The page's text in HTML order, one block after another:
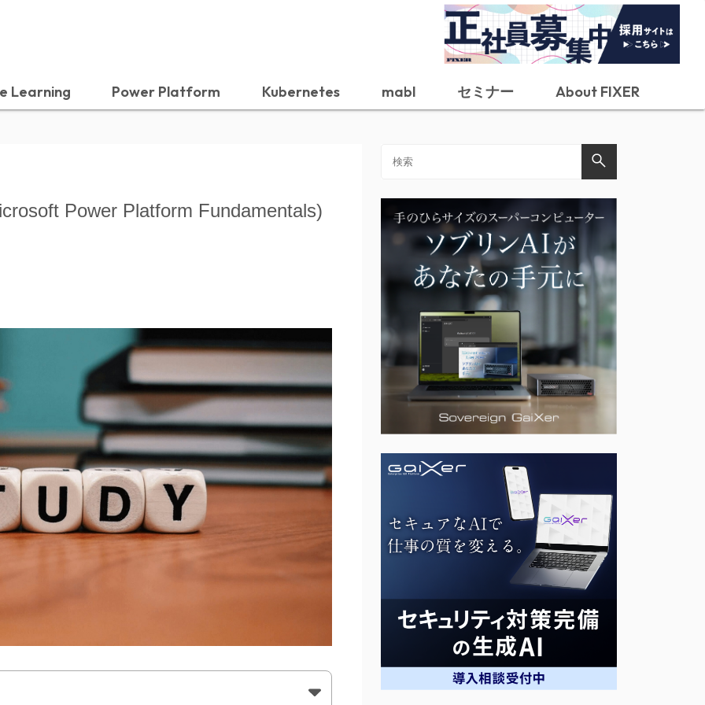
Learning Power Platform Kubernetes mabl セミナー About FIXER
Power Platform Fundamentals)